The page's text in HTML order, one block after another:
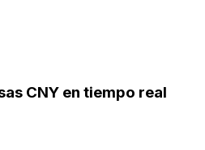
CNY en tiempo real